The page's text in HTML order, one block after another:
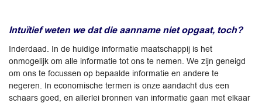
Intuïtief weten we dat die aanname niet opgaat, toch?
Inderdaad. In de huidige informatie maatschappij is het
onmogelijk om alle informatie tot ons te nemen. We zijn geneigd
om ons te focussen op bepaalde informatie en andere te
negeren. In economische termen is onze aandacht dus een
schaars goed, en allerlei bronnen van informatie gaan met elkaar